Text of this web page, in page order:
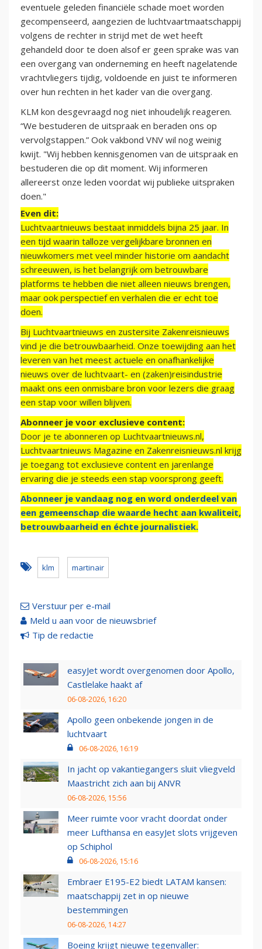
eventuele geleden financiële schade moet worden
gecompenseerd, aangezien de luchtvaartmaatschappij
volgens de rechter in strijd met de wet heeft
gehandeld door te doen alsof er geen sprake was van
een overgang van onderneming en heeft nagelatende
vrachtvliegers tijdig, voldoende en juist te informeren
over hun rechten in het kader van die overgang.
KLM kon desgevraagd nog niet inhoudelijk reageren.
“We bestuderen de uitspraak en beraden ons op
vervolgstappen.” Ook vakbond VNV wil nog weinig
kwijt. "Wij hebben kennisgenomen van de uitspraak en
bestuderen die op dit moment. Wij informeren
allereerst onze leden voordat wij publieke uitspraken
doen."
Even dit:
Luchtvaartnieuws bestaat inmiddels bijna 25 jaar. In
een tijd waarin talloze vergelijkbare bronnen en
nieuwkomers met veel minder historie om aandacht
schreeuwen, is het belangrijk om betrouwbare
platforms te hebben die niet alleen nieuws brengen,
maar ook perspectief en verhalen die er echt toe
doen.
Bij Luchtvaartnieuws en zustersite Zakenreisnieuws
vind je die betrouwbaarheid. Onze toewijding aan het
leveren van het meest actuele en onafhankelijke
nieuws over de luchtvaart- en (zaken)reisindustrie
maakt ons een onmisbare bron voor lezers die graag
een stap voor willen blijven.
Abonneer je voor exclusieve content:
Door je te abonneren op Luchtvaartnieuws.nl,
Luchtvaartnieuws Magazine en Zakenreisnieuws.nl krijg
je toegang tot exclusieve content en jarenlange
ervaring die je steeds een stap voorsprong geeft.
Abonneer je vandaag nog en word onderdeel van
een gemeenschap die waarde hecht aan kwaliteit,
betrouwbaarheid en échte journalistiek.
klm martinair
Verstuur per e-mail
Meld u aan voor de nieuwsbrief
Tip de redactie
easyJet wordt overgenomen door Apollo,
Castlelake haakt af
06-08-2026, 16:20
Apollo geen onbekende jongen in de
luchtvaart
06-08-2026, 16:19
In jacht op vakantiegangers sluit vliegveld
Maastricht zich aan bij ANVR
06-08-2026, 15:56
Meer ruimte voor vracht doordat onder
meer Lufthansa en easyJet slots vrijgeven
op Schiphol
06-08-2026, 15:16
Embraer E195-E2 biedt LATAM kansen:
maatschappij zet in op nieuwe
bestemmingen
06-08-2026, 14:27
Boeing krijgt nieuwe tegenvaller: